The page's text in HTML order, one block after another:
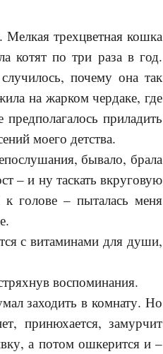
трехцветная кошка
котят по три раза в год.
почему она так
на жарком чердаке, где
приладить
моего детства.
бывало, брала
– и ну таскать вкруговую
голове – пыталась меня
с витаминами для души,
воспоминания.
заходить в комнату. Но
принюхается, замурчит
а потом ошкерится и –